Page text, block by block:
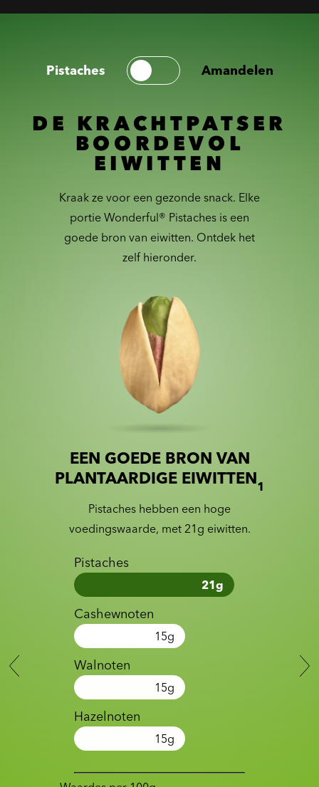
Pistaches Amandelen
DE KRACHTPATSER
BOORDEVOL
EIWITTEN
Kraak ze voor een gezonde snack. Elke
portie Wonderful® Pistaches is een
goede bron van eiwitten. Ontdek het
zelf hieronder.
Slider with nutrition information
Slide 1 of 2
EEN GOEDE BRON VAN
PLANTAARDIGE EIWITTEN1
Pistaches hebben een hoge
voedingswaarde, met 21g eiwitten.
Pistaches
21g
Cashewnoten
15g
Walnoten
15g
Hazelnoten
15g